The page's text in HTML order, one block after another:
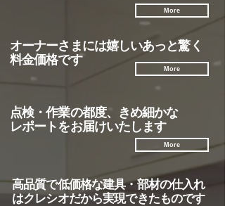
More
オーナーさまには嬉しいあっと驚く
料金価格です
More
点検・作業の都度、きめ細かな
レポートをお届けいたします
More
高品質で低価格な建具・部材の仕入れ
はクレシオだから実現できたものです